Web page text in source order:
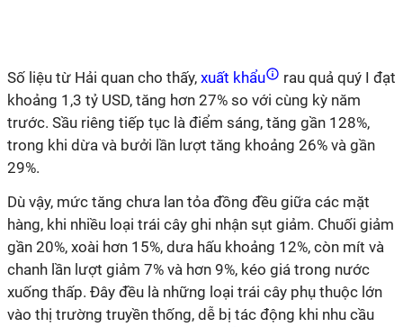
Số liệu từ Hải quan cho thấy, xuất khẩu
rau quả quý I đạt
khoảng 1,3 tỷ USD, tăng hơn 27% so với cùng kỳ năm
trước. Sầu riêng tiếp tục là điểm sáng, tăng gần 128%,
trong khi dừa và bưởi lần lượt tăng khoảng 26% và gần
29%.
Dù vậy, mức tăng chưa lan tỏa đồng đều giữa các mặt
hàng, khi nhiều loại trái cây ghi nhận sụt giảm. Chuối giảm
gần 20%, xoài hơn 15%, dưa hấu khoảng 12%, còn mít và
chanh lần lượt giảm 7% và hơn 9%, kéo giá trong nước
xuống thấp. Đây đều là những loại trái cây phụ thuộc lớn
vào thị trường truyền thống, dễ bị tác động khi nhu cầu